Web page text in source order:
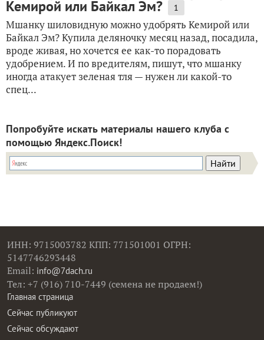
Кемирой или Байкал Эм? 1
Мшанку шиловидную можно удобрять Кемирой или
Байкал Эм? Купила деляночку месяц назад, посадила,
вроде живая, но хочется ее как-то порадовать
удобрением. И по вредителям, пишут, что мшанку
иногда атакует зеленая тля — нужен ли какой-то
спец...
Попробуйте искать материалы нашего клуба с
помощью Яндекс.Поиск!
ИНН: 9715003782 КПП: 771501001 ОГРН:
5147746293448
Email: info@7dach.ru
Тел: +7 (916) 710-7449 (семена не продаем!)
Главная страница
Сейчас публикуют
Сейчас обсуждают